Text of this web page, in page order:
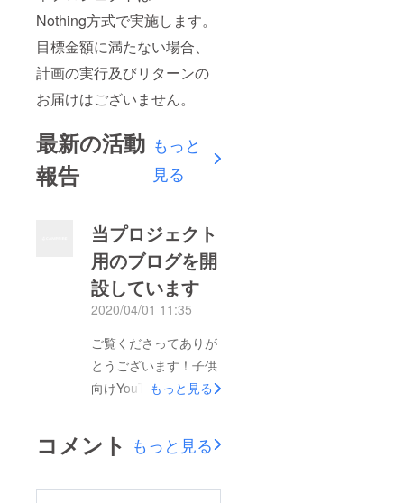
Nothing方式で実施します。
目標金額に満たない場合、
計画の実行及びリターンの
お届けはございません。
最新の活動
報告
もっと
見る
当プロジェクト
用のブログを開
設しています
2020/04/01 11:35
ご覧くださってありが
とうございます！子供
向けYouTube教室につ
ヤー内の説明では語り
きれない思いなどを発
もっと見る
コメント もっと見る